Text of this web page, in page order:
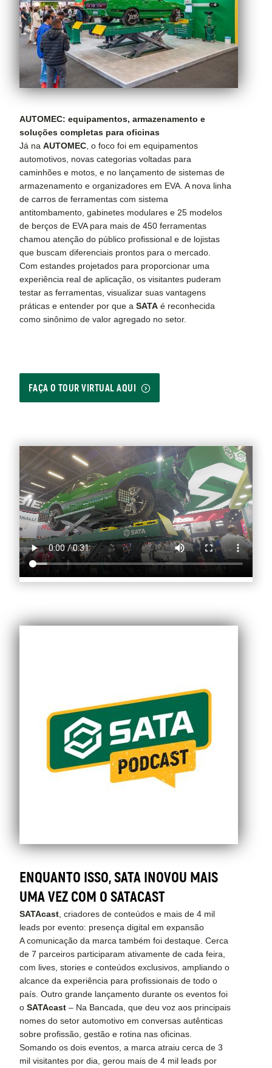
AUTOMEC: equipamentos, armazenamento e
soluções completas para oficinas
Já na AUTOMEC , o foco foi em equipamentos
automotivos, novas categorias voltadas para
caminhões e motos, e no lançamento de sistemas de
armazenamento e organizadores em EVA. A nova linha
de carros de ferramentas com sistema
antitombamento, gabinetes modulares e 25 modelos
de berços de EVA para mais de 450 ferramentas
chamou atenção do público profissional e de lojistas
que buscam diferenciais prontos para o mercado.
Com estandes projetados para proporcionar uma
experiência real de aplicação, os visitantes puderam
testar as ferramentas, visualizar suas vantagens
práticas e entender por que a SATA é reconhecida
como sinônimo de valor agregado no setor.
FAÇA O TOUR VIRTUAL AQUI
ENQUANTO ISSO, SATA INOVOU MAIS
UMA VEZ COM O SATACAST
SATAcast , criadores de conteúdos e mais de 4 mil
leads por evento: presença digital em expansão
A comunicação da marca também foi destaque. Cerca
de 7 parceiros participaram ativamente de cada feira,
com lives, stories e conteúdos exclusivos, ampliando o
alcance da experiência para profissionais de todo o
país. Outro grande lançamento durante os eventos foi
o SATAcast – Na Bancada, que deu voz aos principais
nomes do setor automotivo em conversas autênticas
sobre profissão, gestão e rotina nas oficinas.
Somando os dois eventos, a marca atraiu cerca de 3
mil visitantes por dia, gerou mais de 4 mil leads por